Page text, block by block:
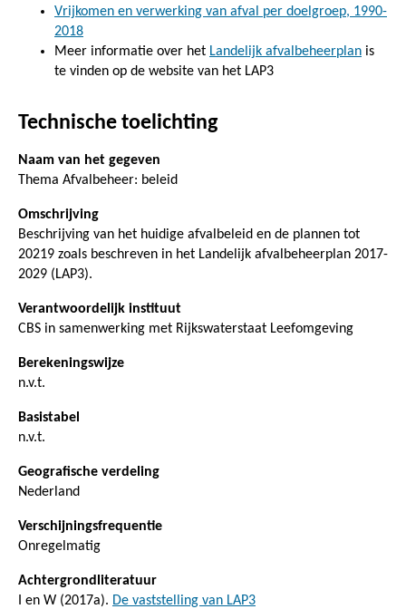
Vrijkomen en verwerking van afval per doelgroep, 1990-
2018
Meer informatie over het Landelijk afvalbeheerplan is
te vinden op de website van het LAP3
Technische toelichting
Naam van het gegeven
Thema Afvalbeheer: beleid
Omschrijving
Beschrijving van het huidige afvalbeleid en de plannen tot
20219 zoals beschreven in het Landelijk afvalbeheerplan 2017-
2029 (LAP3).
Verantwoordelijk instituut
CBS in samenwerking met Rijkswaterstaat Leefomgeving
Berekeningswijze
n.v.t.
Basistabel
n.v.t.
Geografische verdeling
Nederland
Verschijningsfrequentie
Onregelmatig
Achtergrondliteratuur
I en W (2017a). De vaststelling van LAP3